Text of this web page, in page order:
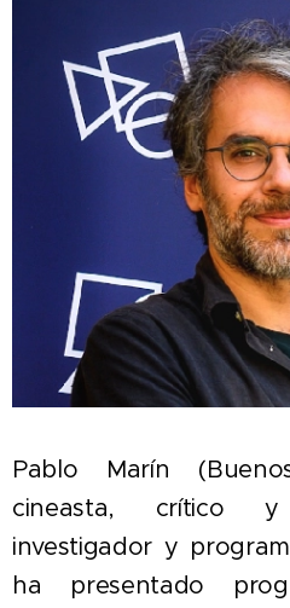
Pablo Marín
cineasta, crítico
investigador y
ha presentado